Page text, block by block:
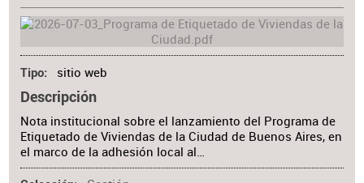
Tipo sitio web
Descripción
Nota institucional sobre el lanzamiento del Programa de
Etiquetado de Viviendas de la Ciudad de Buenos Aires, en
el marco de la adhesión local al…